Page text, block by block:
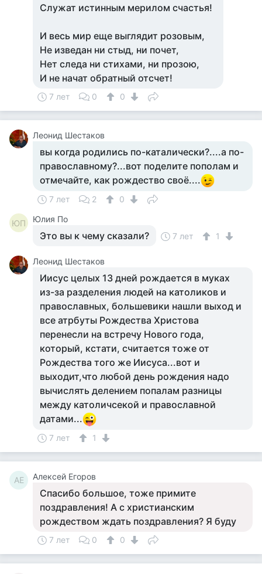
Служат истинным мерилом счастья!
И весь мир еще выглядит розовым,
Не изведан ни стыд, ни почет,
Нет следа ни стихами, ни прозою,
И не начат обратный отсчет!
7 лет 0 0
Леонид Шестаков
вы когда родились по-каталически?....а по-
православному?...вот поделите пополам и
отмечайте, как рождество своё....
7 лет 2 0
ЮП Юлия По
Это вы к чему сказали? 7 лет 1
Леонид Шестаков
Иисус целых 13 дней рождается в муках
из-за разделения людей на католиков и
православных, большевики нашли выход и
все атрбуты Рождества Христова
перенесли на встречу Нового года,
который, кстати, считается тоже от
Рождества того же Иисуса...вот и
выходит,что любой день рождения надо
вычислять делением попалам разницы
между католичсекой и православной
датами...
7 лет 1
АЕ Алексей Егоров
Спасибо большое, тоже примите
поздравления! А с христианским
рождеством ждать поздравления? Я буду
7 лет 0 0